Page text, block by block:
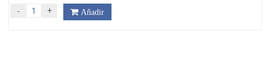
- + Añadir